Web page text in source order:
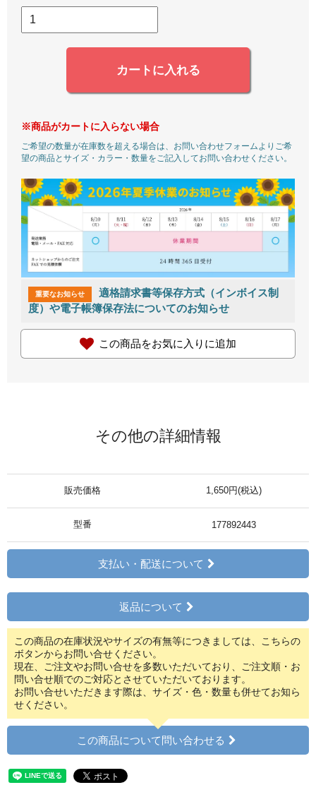
カートに入れる
※商品がカートに入らない場合
ご希望の数量が在庫数を超える場合は、お問い合わせフォームよりご希
望の商品とサイズ・カラー・数量をご記入してお問い合わせください。
重要なお知らせ
適格請求書等保存方式（インボイス制
度）や電子帳簿保存法についてのお知らせ
この商品をお気に入りに追加
その他の詳細情報
販売価格 1,650円(税込)
型番 177892443
支払い・配送について
返品について
この商品の在庫状況やサイズの有無等につきましては、こちらの
ボタンからお問い合せください。
現在、ご注文やお問い合せを多数いただいており、ご注文順・お
問い合せ順でのご対応とさせていただいております。
お問い合せいただきます際は、サイズ・色・数量も併せてお知ら
せください。
この商品について問い合わせる